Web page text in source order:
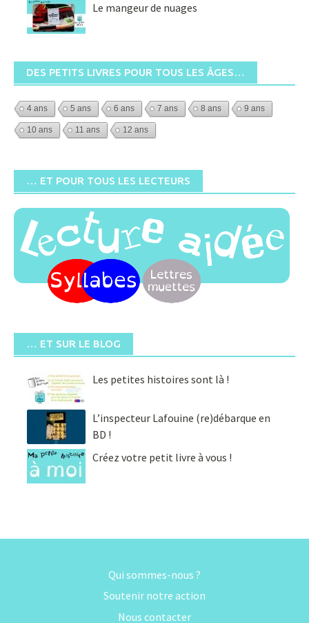
Le mangeur de nuages
DES PETITS LIVRES POUR TOUS LES ÂGES…
4 ans 5 ans 6 ans 7 ans 8 ans 9 ans
10 ans 11 ans 12 ans
… ET POUR TOUS LES LECTEURS
… ET SUR LE BLOG
Les petites histoires sont là !
L’inspecteur Lafouine (re)débarque en
BD !
Créez votre petit livre à vous !
Qui sommes-nous ?
Soutenir notre action
Nous contacter